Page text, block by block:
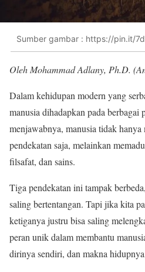
Sumber gambar : https://pin.it/
Oleh Mohammad Adlany, Ph.D.
Dalam kehidupan modern yang
manusia dihadapkan pada berbagai
menjawabnya, manusia tidak hanya
pendekatan saja, melainkan
filsafat, dan sains.
Tiga pendekatan ini tampak
saling bertentangan. Tapi jika kita
ketiganya justru bisa saling
peran unik dalam membantu
dirinya sendiri, dan makna